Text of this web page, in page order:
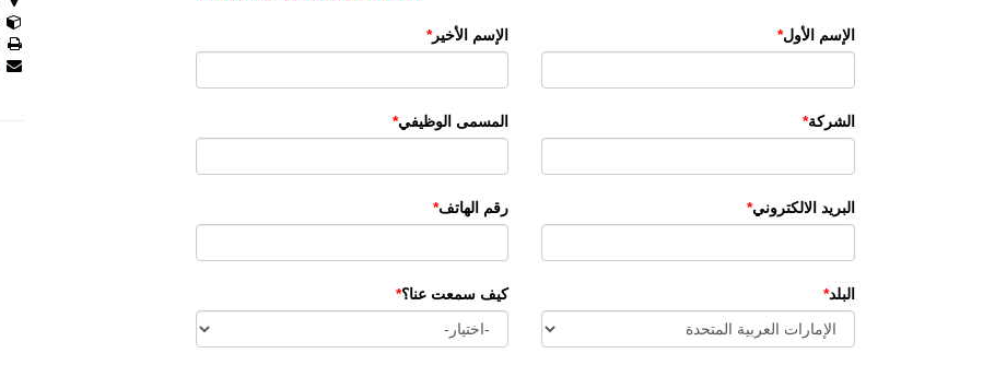
الإسم الأول الإسم الأخير
الشركة المسمى الوظيفي
البريد الالكتروني رقم الهاتف
البلد كيف سمعت عنا؟